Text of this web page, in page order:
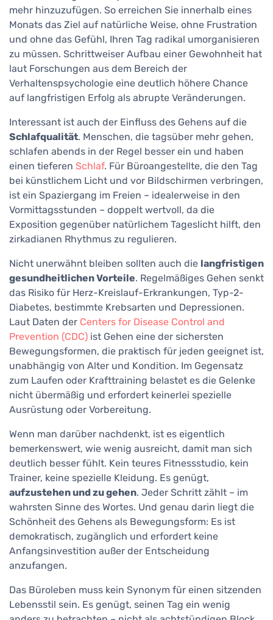
mehr hinzuzufügen. So erreichen Sie innerhalb eines
Monats das Ziel auf natürliche Weise, ohne Frustration
und ohne das Gefühl, Ihren Tag radikal umorganisieren
zu müssen. Schrittweiser Aufbau einer Gewohnheit hat
laut Forschungen aus dem Bereich der
Verhaltenspsychologie eine deutlich höhere Chance
auf langfristigen Erfolg als abrupte Veränderungen.
Interessant ist auch der Einfluss des Gehens auf die
Schlafqualität. Menschen, die tagsüber mehr gehen,
schlafen abends in der Regel besser ein und haben
einen tieferen Schlaf. Für Büroangestellte, die den Tag
bei künstlichem Licht und vor Bildschirmen verbringen,
ist ein Spaziergang im Freien – idealerweise in den
Vormittagsstunden – doppelt wertvoll, da die
Exposition gegenüber natürlichem Tageslicht hilft, den
zirkadianen Rhythmus zu regulieren.
Nicht unerwähnt bleiben sollten auch die langfristigen
gesundheitlichen Vorteile. Regelmäßiges Gehen senkt
das Risiko für Herz-Kreislauf-Erkrankungen, Typ-2-
Diabetes, bestimmte Krebsarten und Depressionen.
Laut Daten der Centers for Disease Control and
Prevention (CDC) ist Gehen eine der sichersten
Bewegungsformen, die praktisch für jeden geeignet ist,
unabhängig von Alter und Kondition. Im Gegensatz
zum Laufen oder Krafttraining belastet es die Gelenke
nicht übermäßig und erfordert keinerlei spezielle
Ausrüstung oder Vorbereitung.
Wenn man darüber nachdenkt, ist es eigentlich
bemerkenswert, wie wenig ausreicht, damit man sich
deutlich besser fühlt. Kein teures Fitnessstudio, kein
Trainer, keine spezielle Kleidung. Es genügt,
aufzustehen und zu gehen. Jeder Schritt zählt – im
wahrsten Sinne des Wortes. Und genau darin liegt die
Schönheit des Gehens als Bewegungsform: Es ist
demokratisch, zugänglich und erfordert keine
Anfangsinvestition außer der Entscheidung
anzufangen.
Das Büroleben muss kein Synonym für einen sitzenden
Lebensstil sein. Es genügt, seinen Tag ein wenig